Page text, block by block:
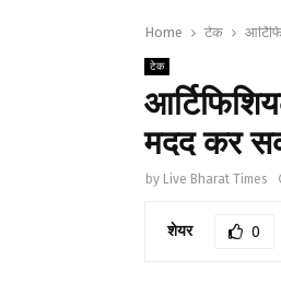
Home टेक
टेक
मदद कर
by Live Bharat Times
शेयर 0